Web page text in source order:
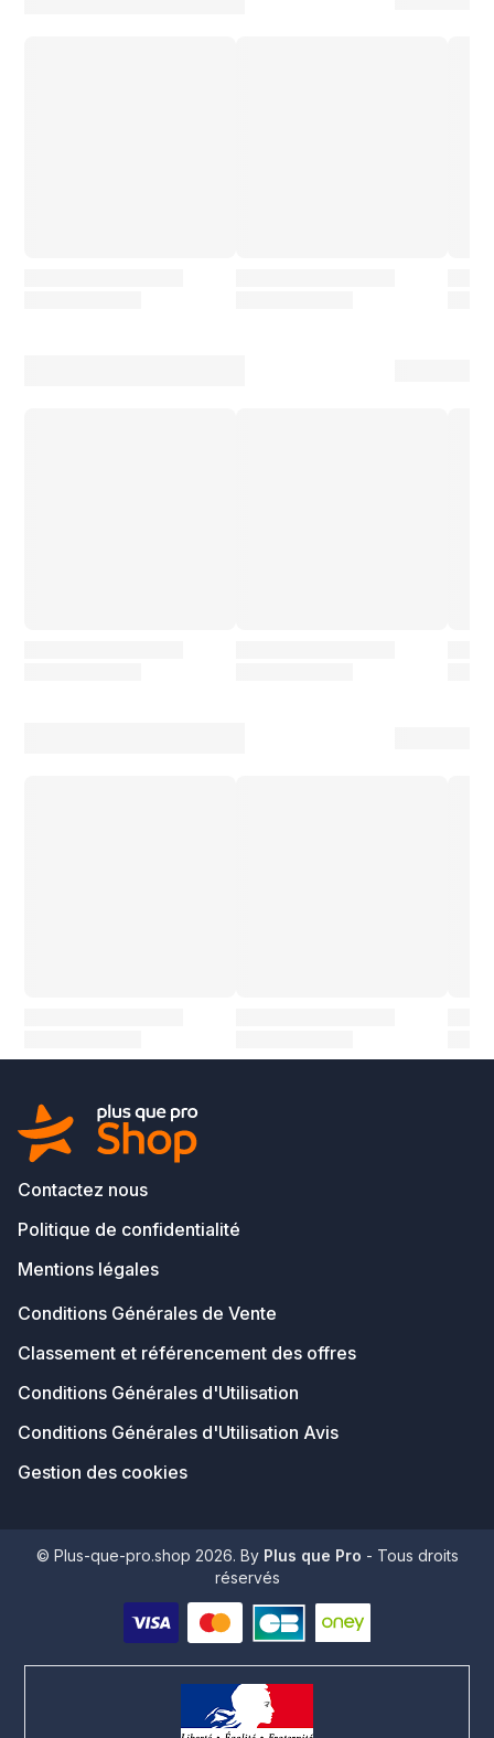
Contactez nous
Politique de confidentialité
Mentions légales
Conditions Générales de Vente
Classement et référencement des offres
Conditions Générales d'Utilisation
Conditions Générales d'Utilisation Avis
Gestion des cookies
© Plus-que-pro.shop 2026. By Plus que Pro - Tous droits
réservés